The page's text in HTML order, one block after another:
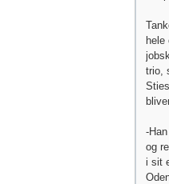
hele
trio,
-
og
i sit